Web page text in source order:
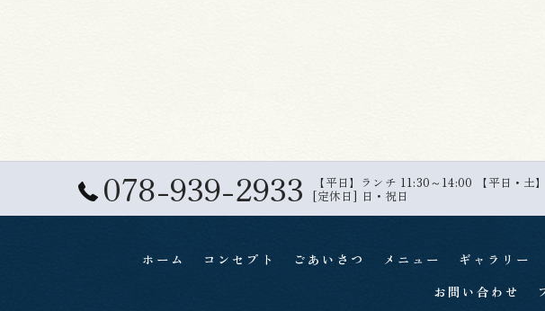
078-939-2933 【平日】ランチ 11:30～14:00 【平日・
[定休日] 日・祝日
ホーム コンセプト ごあいさつ メニュー ギャラリー
お問い合わせ